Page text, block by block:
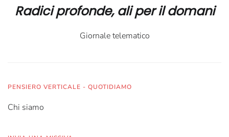
Radici profonde, ali per il domani
Giornale telematico
PENSIERO VERTICALE - QUOTIDIAMO
Chi siamo